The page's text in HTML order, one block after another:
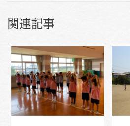
関連記事